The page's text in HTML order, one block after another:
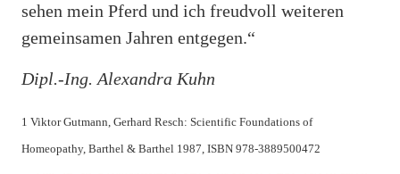
sehen mein Pferd und ich freudvoll weiteren
gemeinsamen Jahren entgegen.“
Dipl.-Ing. Alexandra Kuhn
1 Viktor Gutmann, Gerhard Resch: Scientific Foundations of
Homeopathy, Barthel & Barthel 1987, ISBN 978-3889500472